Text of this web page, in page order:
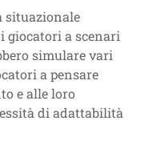
situazionale
giocatori a scenari
simulare vari
a pensare
e alle loro
di adattabilità